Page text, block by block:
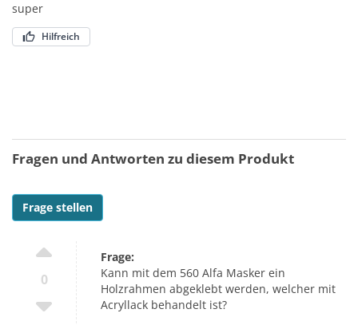
super
Hilfreich
Fragen und Antworten zu diesem Produkt
Frage stellen
0
Frage:
Kann mit dem 560 Alfa Masker ein
Holzrahmen abgeklebt werden, welcher mit
Acryllack behandelt ist?